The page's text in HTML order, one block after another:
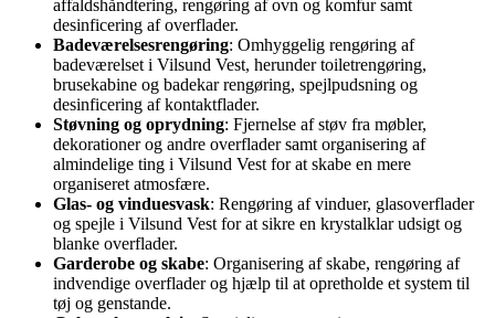
affaldshåndtering, rengøring af ovn og komfur samt
desinficering af overflader.
Badeværelsesrengøring: Omhyggelig rengøring af
badeværelset i Vilsund Vest, herunder toiletrengøring,
brusekabine og badekar rengøring, spejlpudsning og
desinficering af kontaktflader.
Støvning og oprydning: Fjernelse af støv fra møbler,
dekorationer og andre overflader samt organisering af
almindelige ting i Vilsund Vest for at skabe en mere
organiseret atmosfære.
Glas- og vinduesvask: Rengøring af vinduer, glasoverflader
og spejle i Vilsund Vest for at sikre en krystalklar udsigt og
blanke overflader.
Garderobe og skabe: Organisering af skabe, rengøring af
indvendige overflader og hjælp til at opretholde et system til
tøj og genstande.